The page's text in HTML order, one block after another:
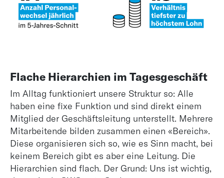
Flache Hierarchien im Tagesgeschäft
Im Alltag funktioniert unsere Struktur so: Alle
haben eine fixe Funktion und sind direkt einem
Mitglied der Geschäftsleitung unterstellt. Mehrere
Mitarbeitende bilden zusammen einen «Bereich».
Diese organisieren sich so, wie es Sinn macht, bei
keinem Bereich gibt es aber eine Leitung. Die
Hierarchien sind flach. Der Grund: Uns ist wichtig,